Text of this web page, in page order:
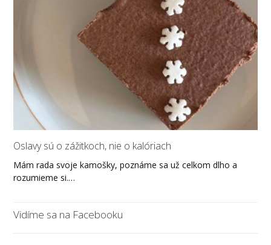
Oslavy sú o zážitkoch, nie o kalóriach
Mám rada svoje kamošky, poznáme sa už celkom dlho a
rozumieme si.…
Vidíme sa na Facebooku